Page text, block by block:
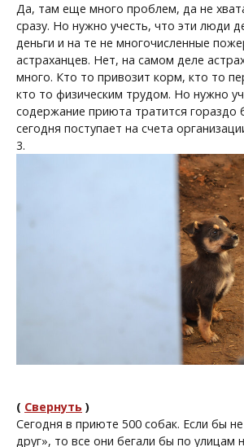
Да, там еще много проблем, да не
сразу. Но нужно учесть, что эти люди
деньги и на те не многочисленные
астраханцев. Нет, на самом деле
много. Кто то привозит корм, кто то
кто то физическим трудом. Но нужно
содержание приюта тратится гораздо
сегодня поступает на счета
3.
( Свернуть )
Сегодня в приюте 500 собак. Если бы
друг», то все они бегали бы по улицам